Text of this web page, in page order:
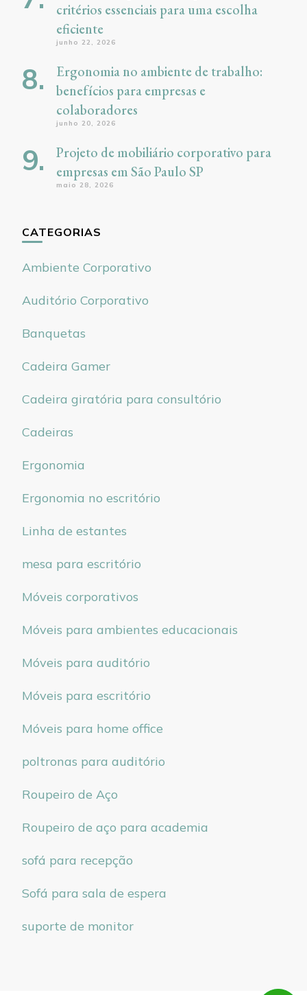
critérios essenciais para uma escolha
eficiente
junho 22, 2026
Ergonomia no ambiente de trabalho:
benefícios para empresas e
colaboradores
junho 20, 2026
Projeto de mobiliário corporativo para
empresas em São Paulo SP
maio 28, 2026
CATEGORIAS
Ambiente Corporativo
Auditório Corporativo
Banquetas
Cadeira Gamer
Cadeira giratória para consultório
Cadeiras
Ergonomia
Ergonomia no escritório
Linha de estantes
mesa para escritório
Móveis corporativos
Móveis para ambientes educacionais
Móveis para auditório
Móveis para escritório
Móveis para home office
poltronas para auditório
Roupeiro de Aço
Roupeiro de aço para academia
sofá para recepção
Sofá para sala de espera
suporte de monitor